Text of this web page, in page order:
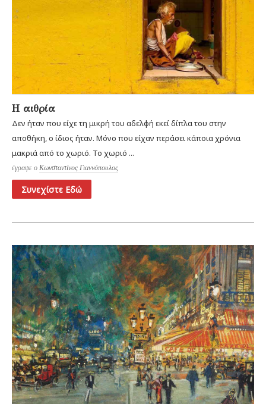
Η αιθρία
Δεν ήταν που είχε τη μικρή του αδελφή εκεί δίπλα του στην
αποθήκη, ο ίδιος ήταν. Μόνο που είχαν περάσει κάποια χρόνια
μακριά από το χωριό. Το χωριό ...
έγραψε ο Κωνσταντίνος Γιαννόπουλος
Συνεχίστε Εδώ